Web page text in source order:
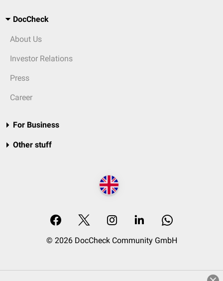
DocCheck
About Us
Investor Relations
Press
Career
For Business
Other stuff
© 2026 DocCheck Community GmbH